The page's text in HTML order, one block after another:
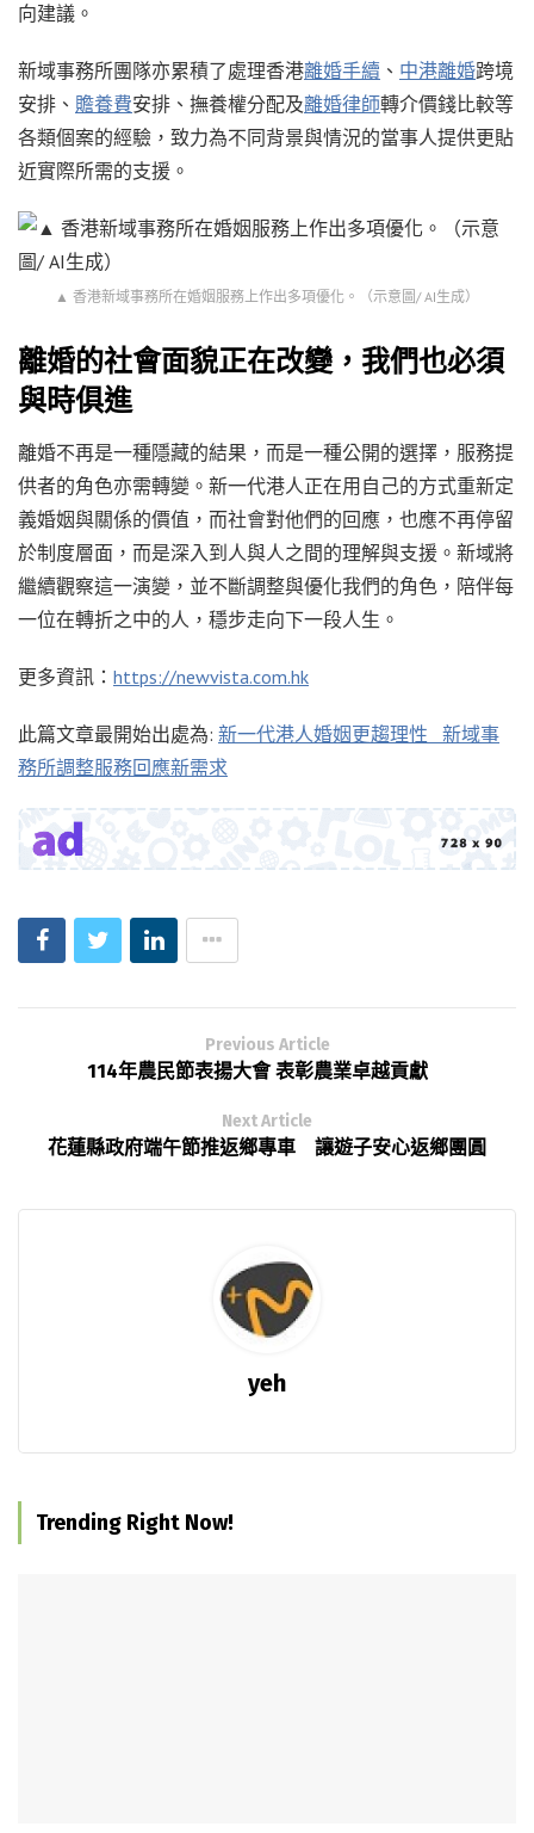
向建議。
新域事務所團隊亦累積了處理香港離婚手續 、 中港離婚跨境
安排、 贍養費安排、撫養權分配及離婚律師轉介價錢比較等
各類個案的經驗，致力為不同背景與情況的當事人提供更貼
近實際所需的支援。
▲ 香港新域事務所在婚姻服務上作出多項優化。（示意圖/ AI生成）
離婚的社會面貌正在改變，我們也必須
與時俱進
離婚不再是一種隱藏的結果，而是一種公開的選擇，服務提
供者的角色亦需轉變。新一代港人正在用自己的方式重新定
義婚姻與關係的價值，而社會對他們的回應，也應不再停留
於制度層面，而是深入到人與人之間的理解與支援。新域將
繼續觀察這一演變，並不斷調整與優化我們的角色，陪伴每
一位在轉折之中的人，穩步走向下一段人生。
更多資訊： https://newvista.com.hk
此篇文章最開始出處為: 新一代港人婚姻更趨理性 新域事
務所調整服務回應新需求
Previous Article
114年農民節表揚大會 表彰農業卓越貢獻
Next Article
花蓮縣政府端午節推返鄉專車 讓遊子安心返鄉團圓
yeh
Trending Right Now!